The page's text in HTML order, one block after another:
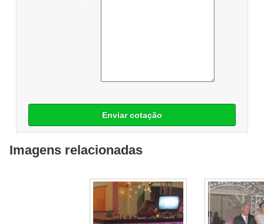
Enviar cotação
Imagens relacionadas